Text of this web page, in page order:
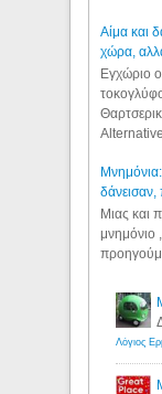
Αίμα και
χώρα,
Εγχώριο
Μιας και
μνημόνιο